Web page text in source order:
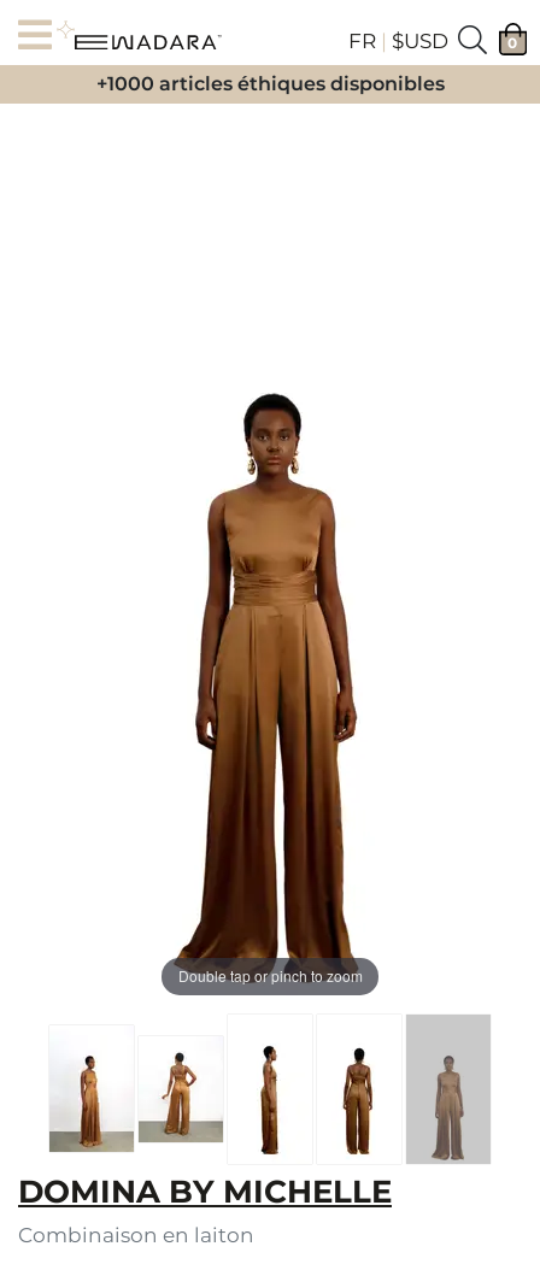
FR | $USD 0
+1000 articles éthiques disponibles
Double tap or pinch to zoom
DOMINA BY MICHELLE
Combinaison en laiton